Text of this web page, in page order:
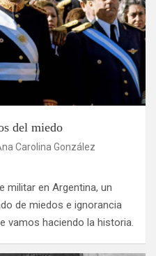
del miedo
Carolina González
militar en Argentina, un
de miedos e ignorancia
vamos haciendo la historia.